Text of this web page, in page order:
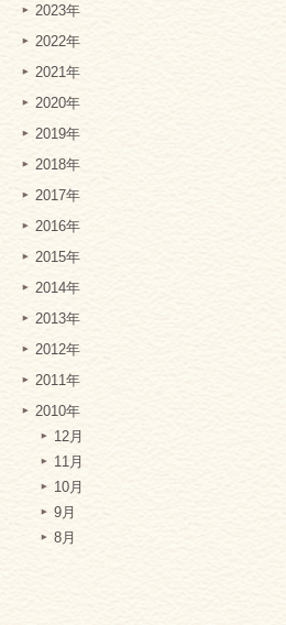
2023年
2022年
2021年
2020年
2019年
2018年
2017年
2016年
2015年
2014年
2013年
2012年
2011年
2010年
12月
11月
10月
9月
8月